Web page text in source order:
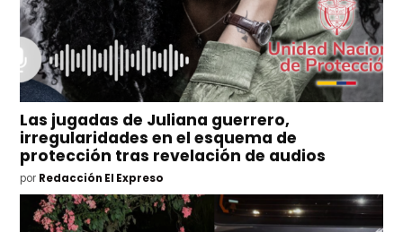
Las jugadas de Juliana guerrero,
irregularidades en el esquema de
protección tras revelación de audios
por Redacción El Expreso